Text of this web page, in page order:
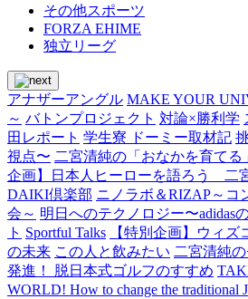
その他スポーツ
FORZA EHIME
独立リーグ
アナザーアングル MAKE YOUR
～ バトンプロジェクト 対論×勝利学
田レポート 学生寮 ドーミー取材記
視点〜 二宮清純の「おなかを育てる
企画】日本人ヒーローを語ろう 二
DAIKI倶楽部 ニノラボ＆RIZAP～コ
会～ 明日へのテクノロジー〜adidas
ト Sportful Talks
【特別企画】ウィ
の未来 この人と飲みたい 二宮清純
発進！ 脱日本式ゴルフのすすめ
WORLD! How to change the traditional